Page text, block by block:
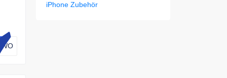
AWO
iPhone Zubehör